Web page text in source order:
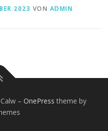
2023 VON ADMIN
– OnePress theme by